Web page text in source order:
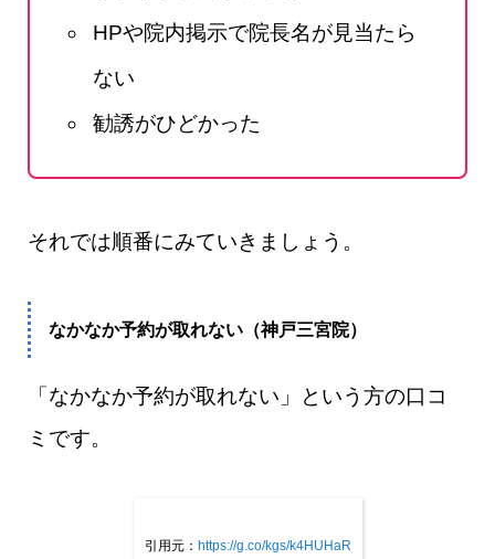
HPや院内掲示で院長名が見当たら
ない
勧誘がひどかった
それでは順番にみていきましょう。
なかなか予約が取れない（神戸三宮院）
「なかなか予約が取れない」という方の口コ
ミです。
引用元： https://g.co/kgs/k4HUHaR